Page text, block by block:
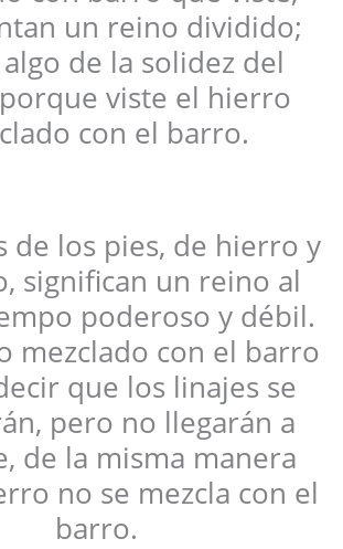
un reino dividido;
de la solidez del
viste el hierro
con el barro.
de los pies, de hierro y
significan un reino al
poderoso y débil.
mezclado con el barro
que los linajes se
pero no llegarán a
de la misma manera
no se mezcla con el
barro.